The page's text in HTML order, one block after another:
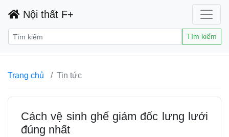
Nội thất F+
Tìm kiếm
Trang chủ Tin tức
Cách vệ sinh ghế giám đốc lưng lưới
đúng nhất